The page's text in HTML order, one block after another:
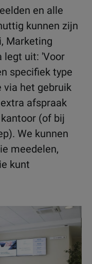
en alle
kunnen zijn
Marketing
legt uit: 'Voor
specifiek type
via het gebruik
afspraak
(of bij
We kunnen
meedelen,
kunt